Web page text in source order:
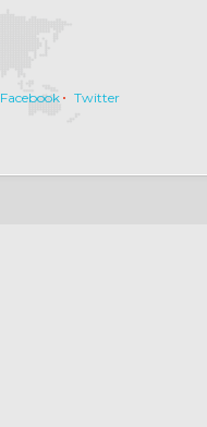
Facebook
Twitter